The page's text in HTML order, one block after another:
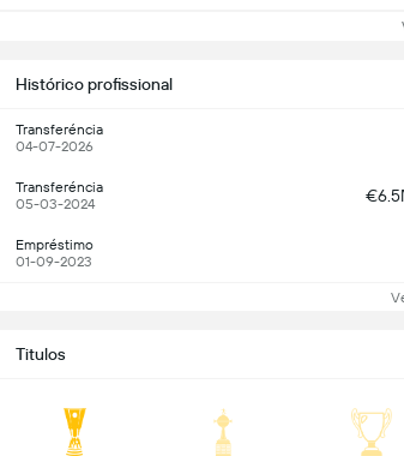
Histórico profissional
Transferéncia
04-07-2026
Transferéncia
05-03-2024
Empréstimo
01-09-2023
Titulos